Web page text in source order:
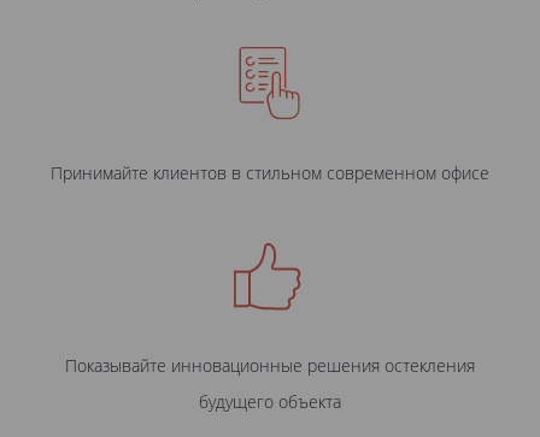
Принимайте клиентов в стильном современном офисе
Показывайте инновационные решения остекления
будущего объекта